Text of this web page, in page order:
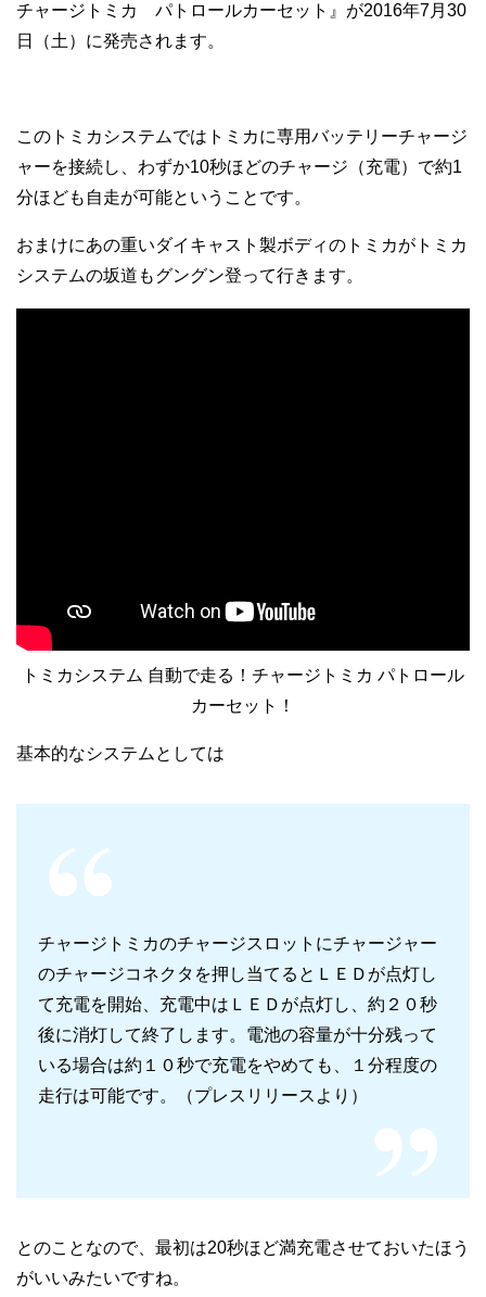
チャージトミカ パトロールカーセット』が2016年7月30
日（土）に発売されます。
このトミカシステムではトミカに専用バッテリーチャージ
ャーを接続し、わずか10秒ほどのチャージ（充電）で約1
分ほども自走が可能ということです。
おまけにあの重いダイキャスト製ボディのトミカがトミカ
システムの坂道もグングン登って行きます。
トミカシステム 自動で走る！チャージトミカ パトロール
カーセット！
基本的なシステムとしては
チャージトミカのチャージスロットにチャージャー
のチャージコネクタを押し当てるとＬＥＤが点灯し
て充電を開始、充電中はＬＥＤが点灯し、約２０秒
後に消灯して終了します。電池の容量が十分残って
いる場合は約１０秒で充電をやめても、１分程度の
走行は可能です。（プレスリリースより）
とのことなので、最初は20秒ほど満充電させておいたほう
がいいみたいですね。